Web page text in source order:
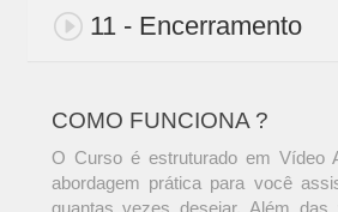
11 - Encerramento
COMO FUNCIONA ?
O Curso é estruturado em Vídeo
abordagem prática para você